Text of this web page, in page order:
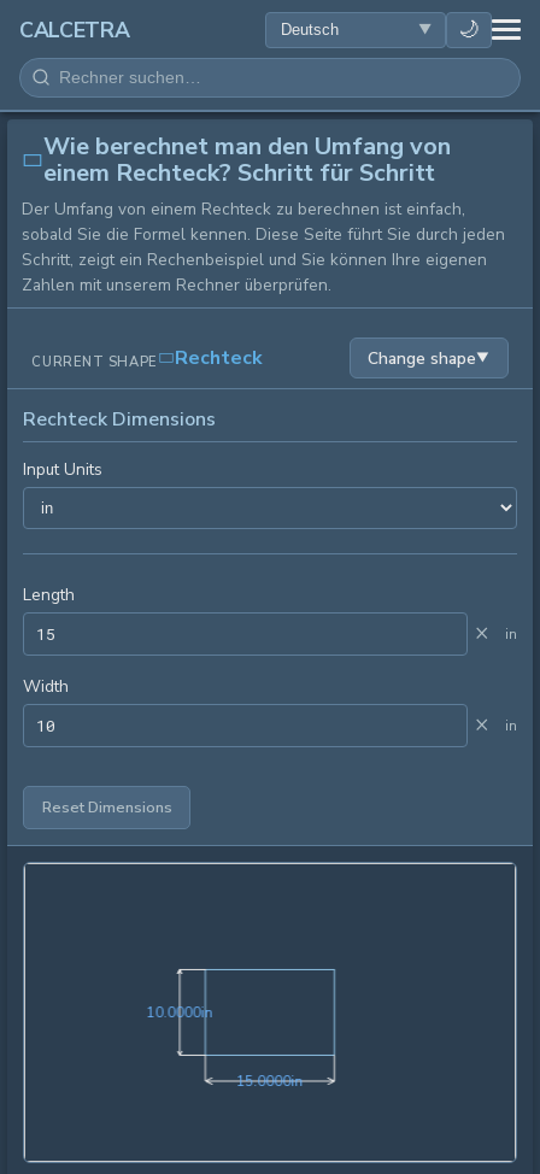
CALCETRA 🌙
MATHEMATIK
UMWANDLUNGEN
WISSENSCHAFT
ALLTAG
ANDERE TOOLS
Wie berechnet man den Umfang von
einem Rechteck? Schritt für Schritt
Der Umfang von einem Rechteck zu berechnen ist einfach,
sobald Sie die Formel kennen. Diese Seite führt Sie durch jeden
Schritt, zeigt ein Rechenbeispiel und Sie können Ihre eigenen
Zahlen mit unserem Rechner überprüfen.
CURRENT SHAPE Rechteck Change shape▼
Rechteck Dimensions
Input Units
Length
× in
Width
× in
Reset Dimensions
15.0000in15.0000in
10.0000in10.0000in